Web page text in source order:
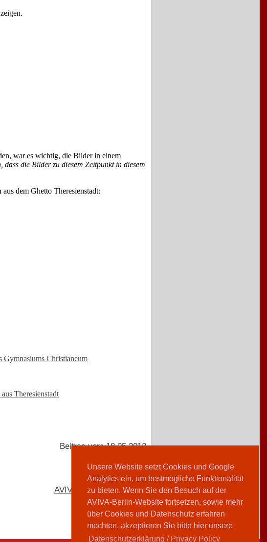
Unsere Website setzt Cookies und Google
Analytics ein, um bestmögliche Funktionalität
zu bieten. Wenn Sie den Besuch auf der
AVIVA-Berlin-Website fortsetzen, sowie mehr
über Cookies und Datenschutz erfahren
möchten, akzeptieren Sie bitte hier unsere
Datenschutzerklärung / Privacy Policy
war es wichtig, die Bilder in einem
dass die Bilder zu diesem Zeitpunkt in diesem
dem Ghetto Theresienstadt:
Gymnasiums Christianeum
Theresienstadt
Beitrag vom 18.05.2013
AVIVA-Redaktion